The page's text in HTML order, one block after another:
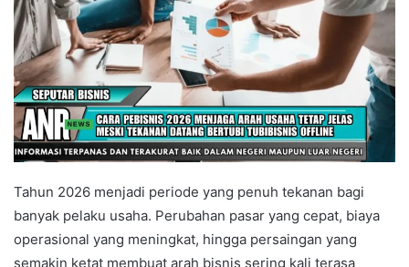
Tahun 2026 menjadi periode yang penuh tekanan bagi
banyak pelaku usaha. Perubahan pasar yang cepat, biaya
operasional yang meningkat, hingga persaingan yang
semakin ketat membuat arah bisnis sering kali terasa